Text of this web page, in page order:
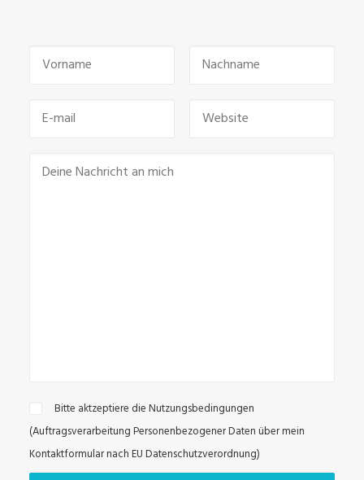
Bitte aktzeptiere die Nutzungsbedingungen
(Auftragsverarbeitung Personenbezogener Daten über mein
Kontaktformular nach EU Datenschutzverordnung)